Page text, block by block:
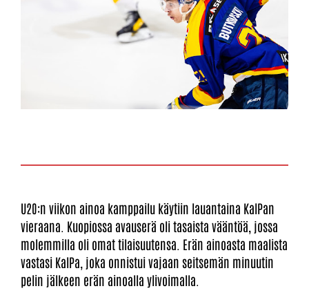
U20:n viikon ainoa kamppailu käytiin lauantaina KalPan
vieraana. Kuopiossa avauserä oli tasaista vääntöä, jossa
molemmilla oli omat tilaisuutensa. Erän ainoasta maalista
vastasi KalPa, joka onnistui vajaan seitsemän minuutin
pelin jälkeen erän ainoalla ylivoimalla.